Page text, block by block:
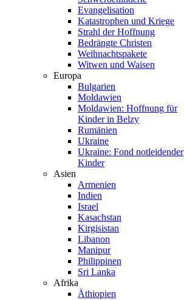
Evangelisation
Katastrophen und Kriege
Strahl der Hoffnung
Bedrängte Christen
Weihnachtspakete
Witwen und Waisen
Europa
Bulgarien
Moldawien
Moldawien: Hoffnung für
Kinder in Belzy
Rumänien
Ukraine
Ukraine: Fond notleidender
Kinder
Asien
Armenien
Indien
Israel
Kasachstan
Kirgisistan
Libanon
Manipur
Philippinen
Sri Lanka
Afrika
Äthiopien